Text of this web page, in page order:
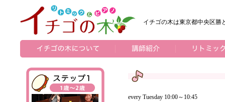
イチゴの木は東京都中央区勝
every Tuesday 10:00～10:45